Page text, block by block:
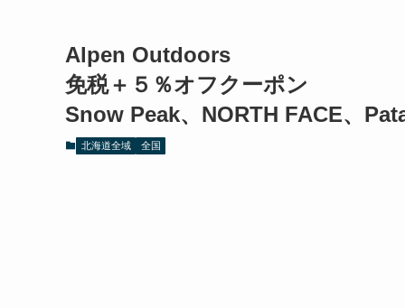
Alpen Outdoors
免税＋５％オフクーポン
Snow Peak、NORTH FACE、
北海道全域 全国